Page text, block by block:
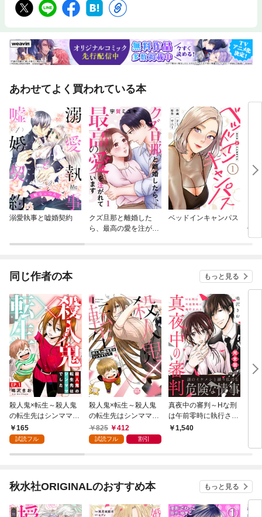
あわせてよく買われている本
溺愛執事と嘘婚契約
クズ旦那と離婚した
ら、最高の愛を注がれ
ベッドインキャンパス
他
同じ作者の本 もっと見る
殺人鬼×転生～殺人鬼
の転生先はシンママで
した～1
165
試読フル
殺人鬼×転生～殺人鬼
の転生先はシンママで
した～【単行本版】1
825 412
試読フル 割引
真夜中の審判～Hな刑
は午前零時に執行され
る～【完全版】
1,540
秋水社ORIGINALのおすすめ本 もっと見る